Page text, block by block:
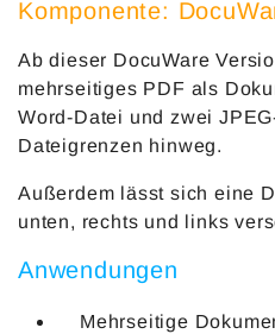
Komponente:
Ab dieser DocuWare
mehrseitiges PDF als
Word-Datei und zwei
Dateigrenzen hinweg.
Außerdem lässt sich eine
unten, rechts und links
Anwendungen
Mehrseitige